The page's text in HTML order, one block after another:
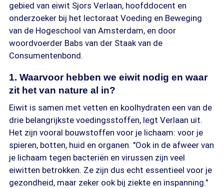
gebied van eiwit Sjors Verlaan, hoofddocent en
onderzoeker bij het lectoraat Voeding en Beweging
van de Hogeschool van Amsterdam, en door
woordvoerder Babs van der Staak van de
Consumentenbond.
1. Waarvoor hebben we eiwit nodig en waar
zit het van nature al in?
Eiwit is samen met vetten en koolhydraten een van de
drie belangrijkste voedingsstoffen, legt Verlaan uit.
Het zijn vooral bouwstoffen voor je lichaam: voor je
spieren, botten, huid en organen. "Ook in de afweer van
je lichaam tegen bacteriën en virussen zijn veel
eiwitten betrokken. Ze zijn dus echt essentieel voor je
gezondheid, maar zeker ook bij ziekte en inspanning."